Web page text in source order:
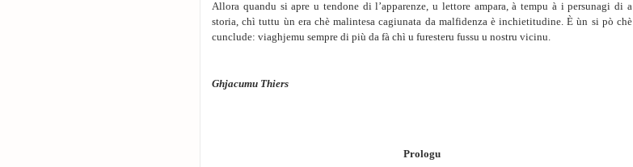
Allora quandu si apre u tendone di l’apparenze, u lettore ampara, à tempu à i persunagi di a
storia, chì tuttu ùn era chè malintesa cagiunata da malfidenza è inchietitudine. È ùn si pò chè
cunclude: viaghjemu sempre di più da fà chì u furesteru fussu u nostru vicinu.
Ghjacumu Thiers
Prologu